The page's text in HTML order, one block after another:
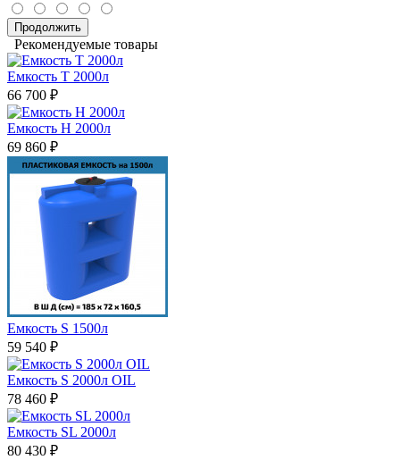
Продолжить
Рекомендуемые товары
Емкость T 2000л
66 700 ₽
Емкость H 2000л
69 860 ₽
Емкость S 1500л
59 540 ₽
Емкость S 2000л OIL
78 460 ₽
Емкость SL 2000л
80 430 ₽